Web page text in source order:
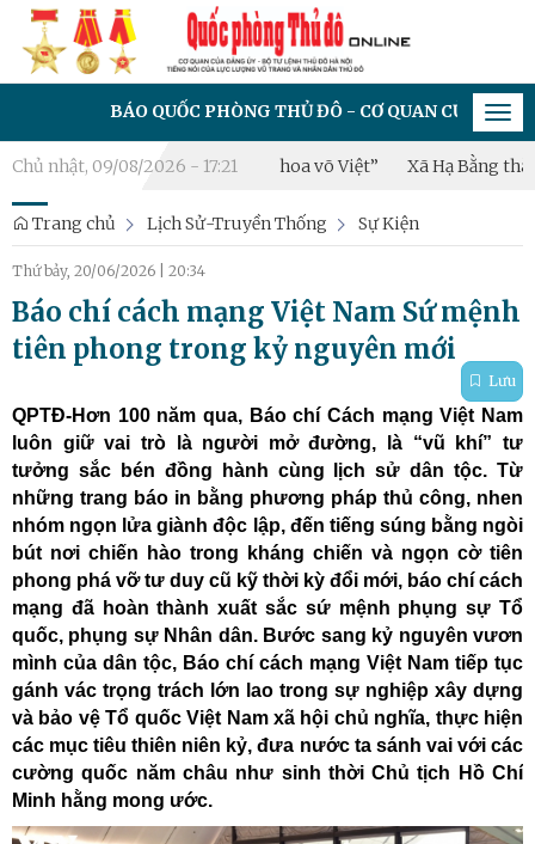
BÁO QUỐC PHÒNG THỦ ĐÔ - CƠ QUAN CỦA ĐẢNG ỦY -
Chủ nhật, 09/08/2026 - 17:21
khí Thăng Long – Tinh hoa võ Việt” Xã Hạ Bằng thành lập
Trang chủ Lịch Sử-Truyền Thống Sự Kiện
Thứ bảy, 20/06/2026 20:34
Báo chí cách mạng Việt Nam Sứ mệnh
tiên phong trong kỷ nguyên mới
Lưu
QPTĐ-Hơn 100 năm qua, Báo chí Cách mạng Việt Nam
luôn giữ vai trò là người mở đường, là “vũ khí” tư
tưởng sắc bén đồng hành cùng lịch sử dân tộc. Từ
những trang báo in bằng phương pháp thủ công, nhen
nhóm ngọn lửa giành độc lập, đến tiếng súng bằng ngòi
bút nơi chiến hào trong kháng chiến và ngọn cờ tiên
phong phá vỡ tư duy cũ kỹ thời kỳ đổi mới, báo chí cách
mạng đã hoàn thành xuất sắc sứ mệnh phụng sự Tổ
quốc, phụng sự Nhân dân. Bước sang kỷ nguyên vươn
mình của dân tộc, Báo chí cách mạng Việt Nam tiếp tục
gánh vác trọng trách lớn lao trong sự nghiệp xây dựng
và bảo vệ Tổ quốc Việt Nam xã hội chủ nghĩa, thực hiện
các mục tiêu thiên niên kỷ, đưa nước ta sánh vai với các
cường quốc năm châu như sinh thời Chủ tịch Hồ Chí
Minh hằng mong ước.